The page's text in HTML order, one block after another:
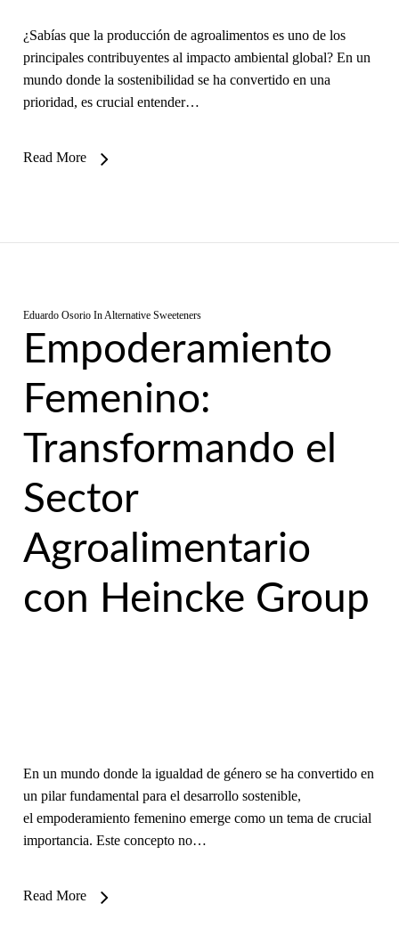
¿Sabías que la producción de agroalimentos es uno de los
principales contribuyentes al impacto ambiental global? En un
mundo donde la sostenibilidad se ha convertido en una
prioridad, es crucial entender…
Read More
Eduardo Osorio InAlternative Sweeteners
Empoderamiento
Femenino:
Transformando el
Sector
Agroalimentario
con Heincke Group
En un mundo donde la igualdad de género se ha convertido en
un pilar fundamental para el desarrollo sostenible,
el empoderamiento femenino emerge como un tema de crucial
importancia. Este concepto no…
Read More